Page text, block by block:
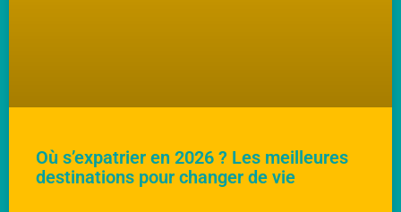
Où s’expatrier en 2026 ? Les meilleures
destinations pour changer de vie